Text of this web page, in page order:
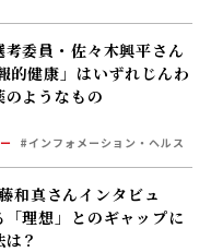
考委員・佐々木興平さん
的健康」はいずれじんわ
のようなもの
#インフォメーション・ヘルス
真さんインタビュ
理想」とのギャップに
？